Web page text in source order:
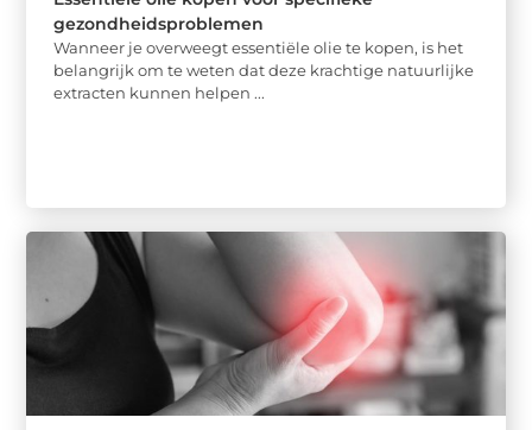
gezondheidsproblemen
Wanneer je overweegt essentiële olie te kopen, is het
belangrijk om te weten dat deze krachtige natuurlijke
extracten kunnen helpen ...